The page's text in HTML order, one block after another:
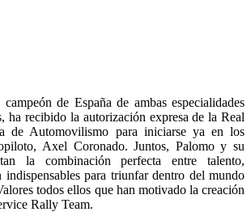
de España de ambas especialidades
ha recibido la autorización expresa de la Real
de Automovilismo para iniciarse ya en los
Axel Coronado. Juntos, Palomo y su
la combinación perfecta entre talento,
para triunfar dentro del mundo
todos ellos que han motivado la creación
Rally Team.